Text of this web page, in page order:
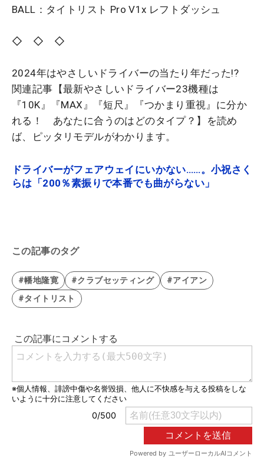
BALL：タイトリスト Pro V1x レフトダッシュ
◇ ◇ ◇
2024年はやさしいドライバーの当たり年だった!?
関連記事【最新やさしいドライバー23機種は
『10K』『MAX』『短尺』『つかまり重視』に分か
れる！ あなたに合うのはどのタイプ？】を読め
ば、ピッタリモデルがわかります。
ドライバーがフェアウェイにいかない……。小祝さく
らは「200％素振りで本番でも曲がらない」
この記事のタグ
#幡地隆寛 #クラブセッティング
#アイアン
#タイトリスト